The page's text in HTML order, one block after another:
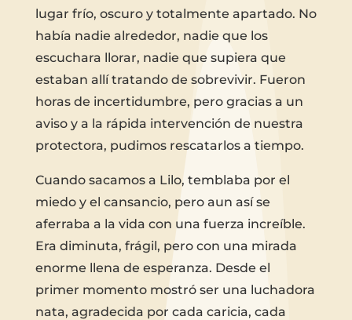
lugar frío, oscuro y totalmente apartado. No
había nadie alrededor, nadie que los
escuchara llorar, nadie que supiera que
estaban allí tratando de sobrevivir. Fueron
horas de incertidumbre, pero gracias a un
aviso y a la rápida intervención de nuestra
protectora, pudimos rescatarlos a tiempo.
Cuando sacamos a Lilo, temblaba por el
miedo y el cansancio, pero aun así se
aferraba a la vida con una fuerza increíble.
Era diminuta, frágil, pero con una mirada
enorme llena de esperanza. Desde el
primer momento mostró ser una luchadora
nata, agradecida por cada caricia, cada